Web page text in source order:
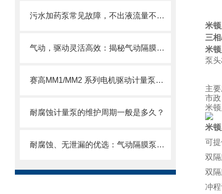
污水加药泵常见故障，不出液流量不稳异响漏液原因排查维修方法
气动，驱动灵活高效：揭秘气动隔膜泵的工作原理与应用优势
赛高MM1/MM2 系列电机驱动计量泵使用注意事项
耐腐蚀计量泵的维护周期一般是多久？
耐腐蚀、无泄漏的优选：气动隔膜泵在化工领域的稳定传输解决方案
米
三
米
泵
主
市
米
米
可
双
双
冲